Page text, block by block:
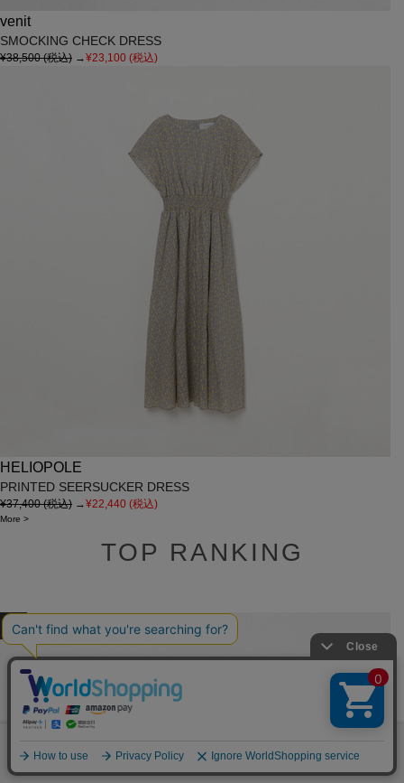
venit
SMOCKING CHECK DRESS
¥38,500(税込) →¥23,100 (税込)
HELIOPOLE
PRINTED SEERSUCKER DRESS
¥37,400(税込) →¥22,440 (税込)
More >
TOP RANKING